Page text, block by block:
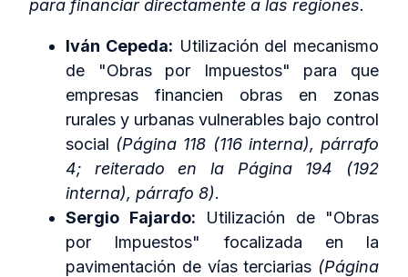
para financiar directamente a las regiones.
Iván Cepeda: Utilización del mecanismo
de "Obras por Impuestos" para que
empresas financien obras en zonas
rurales y urbanas vulnerables bajo control
social (Página 118 (116 interna), párrafo
4; reiterado en la Página 194 (192
interna), párrafo 8).
Sergio Fajardo: Utilización de "Obras
por Impuestos" focalizada en la
pavimentación de vías terciarias (Página